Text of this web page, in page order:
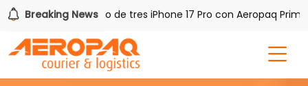
Breaking News
Gana uno de tres iPhone 17 Pro con Aeropaq Prime